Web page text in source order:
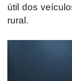
útil dos
rural.